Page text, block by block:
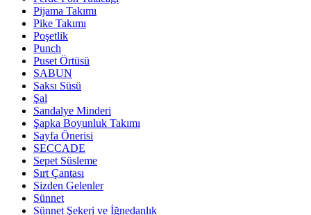
Pijama Takımı
Pike Takımı
Poşetlik
Punch
Puset Örtüsü
SABUN
Saksı Süsü
Şal
Sandalye Minderi
Şapka Boyunluk Takımı
Sayfa Önerisi
SECCADE
Sepet Süsleme
Sırt Çantası
Sizden Gelenler
Sünnet
Sünnet Şekeri ve İğnedanlık